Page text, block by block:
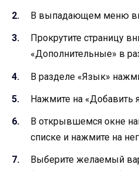
В выпадающем меню
Прокрутите страницу
«Дополнительные» в
В разделе «Язык»
Нажмите на «Добавить
В открывшемся окне
списке и нажмите на
Выберите желаемый